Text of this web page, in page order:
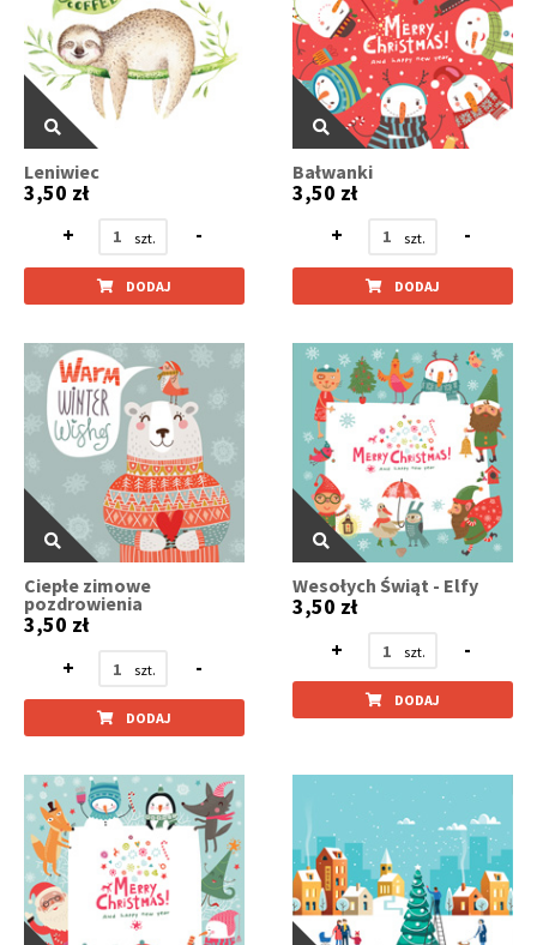
Leniwiec
3,50 zł
+
-
DODAJ
Bałwanki
3,50 zł
+
-
DODAJ
Ciepłe zimowe
pozdrowienia
3,50 zł
+
-
DODAJ
Wesołych Świąt - Elfy
3,50 zł
+
-
DODAJ